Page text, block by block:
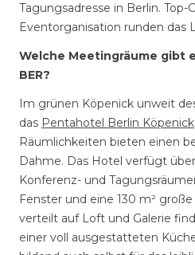
Tagungsadresse in Berlin. Top-
Eventorganisation runden das
Welche Meetingräume gibt
BER?
Im grünen Köpenick unweit
das Pentahotel Berlin Köpenick
Räumlichkeiten bieten einen
Dahme. Das Hotel verfügt
Konferenz- und
Fenster und eine 130 m²
verteilt auf Loft und Galerie
einer voll ausgestatteten